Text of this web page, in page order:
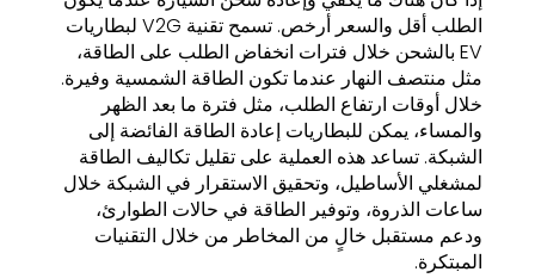
الطلب أقل والسعر أرخص. تسمح تقنية V2G لبطاريات
EV بالشحن خلال فترات انخفاض الطلب على الطاقة،
مثل منتصف النهار عندما تكون الطاقة الشمسية وفيرة.
خلال أوقات ارتفاع الطلب، مثل فترة ما بعد الظهر
والمساء، يمكن للبطاريات إعادة الطاقة الفائضة إلى
الشبكة. تساعد هذه العملية على تقليل تكاليف الطاقة
لمشغلي الأساطيل، وتحقيق الاستقرار في الشبكة خلال
ساعات الذروة، وتوفير الطاقة في حالات الطوارئ،
ودعم مستقبل خالٍ من المخاطر من خلال التقنيات
المبتكرة.